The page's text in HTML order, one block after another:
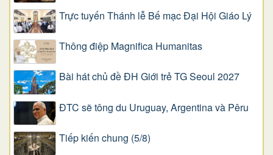
Trực tuyến Thánh lễ Bế mạc Đại Hội Giáo Lý
Thông điệp Magnifica Humanitas
Bài hát chủ đề ĐH Giới trẻ TG Seoul 2027
ĐTC sẽ tông du Uruguay, Argentina và Pêru
Tiếp kiến chung (5/8)